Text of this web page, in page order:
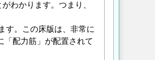
わかります。つまり、
す。この床版は、非常に
「配力筋」が配置されて